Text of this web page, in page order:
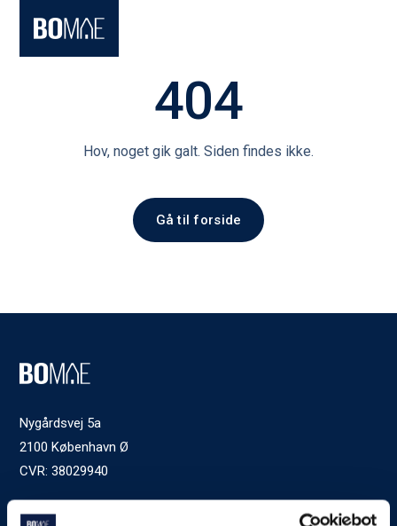
404
Hov, noget gik galt. Siden findes ikke.
Gå til forside
Nygårdsvej 5a
2100 København Ø
CVR: 38029940
Ved generelle henvendelser kontakt Bomae: